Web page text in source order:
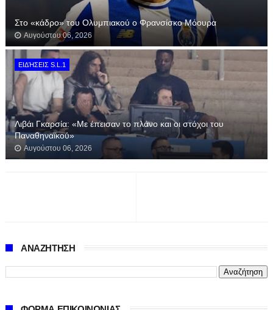
Στο «κάδρο» του Ολυμπιακού ο Φρανσίσκο Μόουρα
Αυγούστου 06, 2026
ΕΙΔΉΣΕΙΣ S.L.1
Λιβάι Γκαρσία: «Με έπεισαν το πλάνο και οι στόχοι του
Παναθηναϊκού»
Αυγούστου 06, 2026
ΑΝΑΖΗΤΗΣΗ